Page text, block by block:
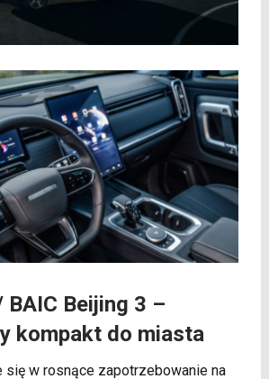
BAIC Beijing 3 –
kompakt do miasta
się w rosnące zapotrzebowanie na